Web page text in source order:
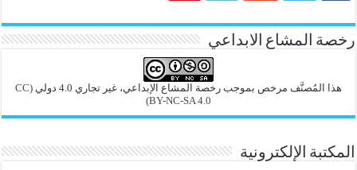
رخصة المشاع الابداعي
هذا المُصنَّف مرخص بموجب رخصة المشاع الإبداعي، غير تجاري 4.0 دولي
(CC
BY-NC-SA 4.0)
المكتبة الإلكترونية